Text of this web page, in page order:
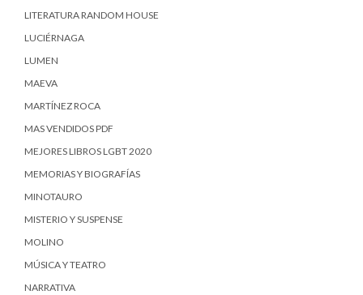
LITERATURA RANDOM HOUSE
LUCIÉRNAGA
LUMEN
MAEVA
MARTÍNEZ ROCA
MAS VENDIDOS PDF
MEJORES LIBROS LGBT 2020
MEMORIAS Y BIOGRAFÍAS
MINOTAURO
MISTERIO Y SUSPENSE
MOLINO
MÚSICA Y TEATRO
NARRATIVA